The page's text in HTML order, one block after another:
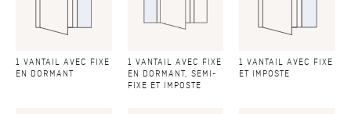
1 VANTAIL AVEC FIXE
EN DORMANT
1 VANTAIL AVEC FIXE
EN DORMANT, SEMI-
FIXE ET IMPOSTE
1 VANTAIL AVEC FIXE
ET IMPOSTE